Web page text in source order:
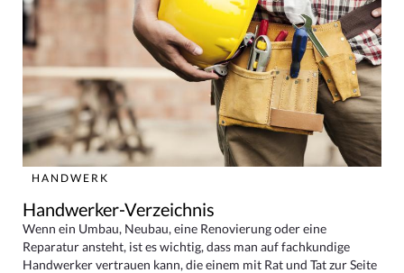
HANDWERK
Handwerker-Verzeichnis
Wenn ein Umbau, Neubau, eine Renovierung oder eine
Reparatur ansteht, ist es wichtig, dass man auf fachkundige
Handwerker vertrauen kann, die einem mit Rat und Tat zur Seite